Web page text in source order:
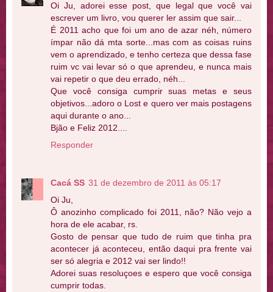
Oi Ju, adorei esse post, que legal que você vai
escrever um livro, vou querer ler assim que sair...
É 2011 acho que foi um ano de azar néh, número
ímpar não dá mta sorte...mas com as coisas ruins
vem o aprendizado, e tenho certeza que dessa fase
ruim vc vai levar só o que aprendeu, e nunca mais
vai repetir o que deu errado, néh...
Que você consiga cumprir suas metas e seus
objetivos...adoro o Lost e quero ver mais postagens
aqui durante o ano...
Bjão e Feliz 2012....
Responder
Cacá SS 31 de dezembro de 2011 às 05:17
Oi Ju,
Ô anozinho complicado foi 2011, não? Não vejo a
hora de ele acabar, rs.
Gosto de pensar que tudo de ruim que tinha pra
acontecer já aconteceu, então daqui pra frente vai
ser só alegria e 2012 vai ser lindo!!
Adorei suas resoluçoes e espero que você consiga
cumprir todas.